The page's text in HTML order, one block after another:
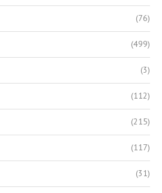
(76)
(499)
(3)
(112)
(215)
(117)
(31)